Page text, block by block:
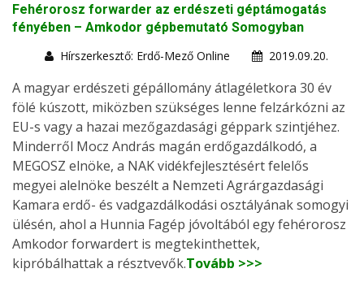
Fehérorosz forwarder az erdészeti géptámogatás
fényében – Amkodor gépbemutató Somogyban
Hírszerkesztő: Erdő-Mező Online
2019.09.20.
A magyar erdészeti gépállomány átlagéletkora 30 év
fölé kúszott, miközben szükséges lenne felzárkózni az
EU-s vagy a hazai mezőgazdasági géppark szintjéhez.
Minderről Mocz András magán erdőgazdálkodó, a
MEGOSZ elnöke, a NAK vidékfejlesztésért felelős
megyei alelnöke beszélt a Nemzeti Agrárgazdasági
Kamara erdő- és vadgazdálkodási osztályának somogyi
ülésén, ahol a Hunnia Fagép jóvoltából egy fehérorosz
Amkodor forwardert is megtekinthettek,
kipróbálhattak a résztvevők.Tovább >>>